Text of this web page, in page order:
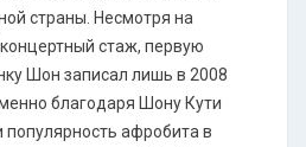
страны. Несмотря на
стаж, первую
Шон записал лишь в 2008
благодаря Шону Кути
популярность афробита в